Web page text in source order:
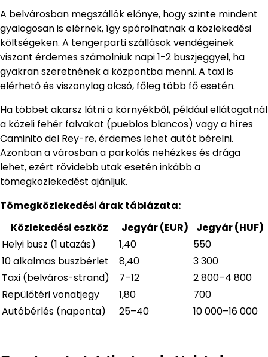
A belvárosban megszállók előnye, hogy szinte mindent
gyalogosan is elérnek, így spórolhatnak a közlekedési
költségeken. A tengerparti szállások vendégeinek
viszont érdemes számolniuk napi 1-2 buszjeggyel, ha
gyakran szeretnének a központba menni. A taxi is
elérhető és viszonylag olcsó, főleg több fő esetén.
Ha többet akarsz látni a környékből, például ellátogatnál
a közeli fehér falvakat (pueblos blancos) vagy a híres
Caminito del Rey-re, érdemes lehet autót bérelni.
Azonban a városban a parkolás nehézkes és drága
lehet, ezért rövidebb utak esetén inkább a
tömegközlekedést ajánljuk.
Tömegközlekedési árak táblázata:
Közlekedési eszköz
Jegyár (EUR)
Jegyár (HUF)
Helyi busz (1 utazás)
1,40
550
10 alkalmas buszbérlet
8,40
3 300
Taxi (belváros-strand)
7–12
2 800–4 800
Repülőtéri vonatjegy
1,80
700
Autóbérlés (naponta)
25–40 10 000–16 000